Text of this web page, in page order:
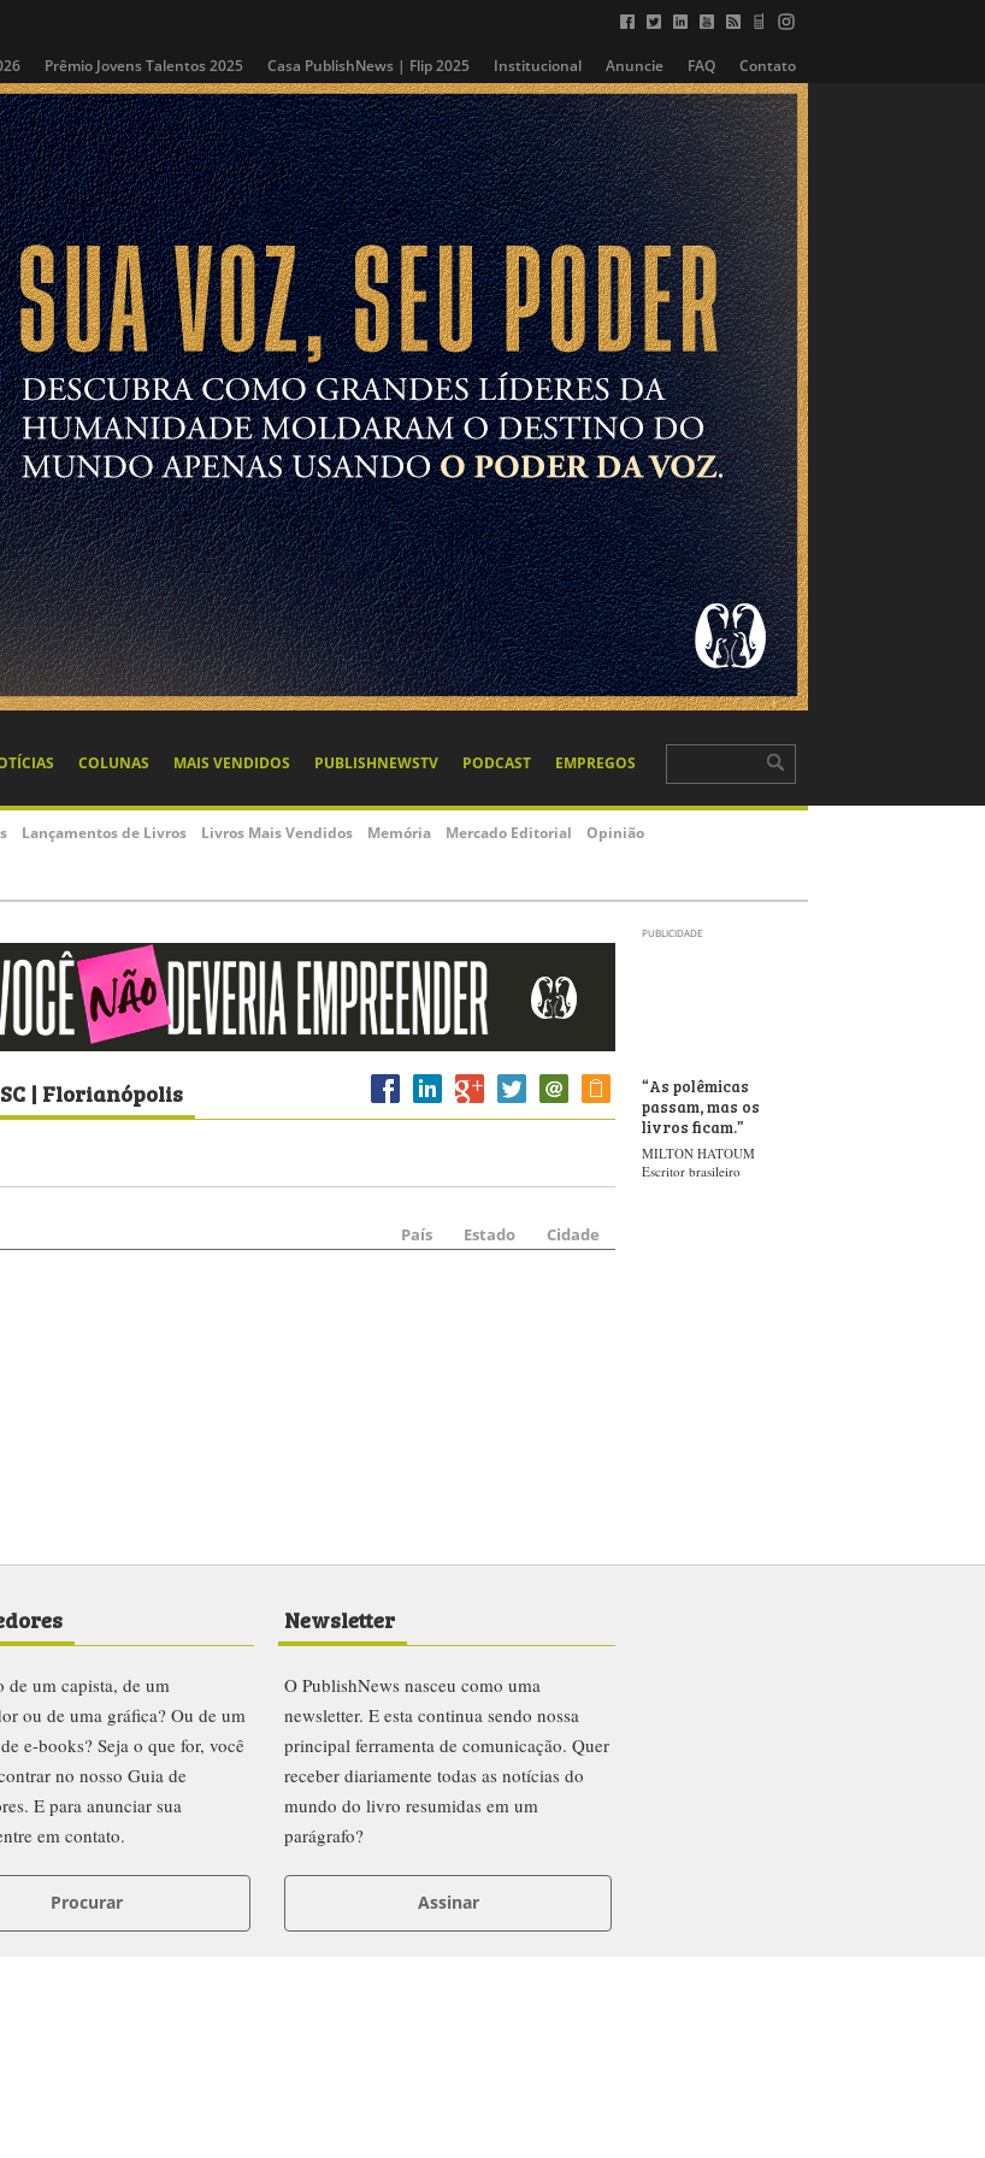
Prêmio Jovens Talentos 2025 Casa PublishNews | Flip 2025 Institucional Anuncie FAQ Contato
COLUNAS MAIS VENDIDOS PUBLISHNEWSTV PODCAST EMPREGOS
Lançamentos de Livros Livros Mais Vendidos Memória Mercado Editorial Opinião
PUBLICIDADE
| Florianópolis
País Estado Cidade
“As polêmicas
passam, mas os
livros ficam.”
MILTON HATOUM
Escritor brasileiro
de um capista, de um
ou de uma gráfica? Ou de um
e-books? Seja o que for, você
no nosso Guia de
E para anunciar sua
em contato.
Procurar
Newsletter
O PublishNews nasceu como uma
newsletter. E esta continua sendo nossa
principal ferramenta de comunicação. Quer
receber diariamente todas as notícias do
mundo do livro resumidas em um
parágrafo?
Assinar